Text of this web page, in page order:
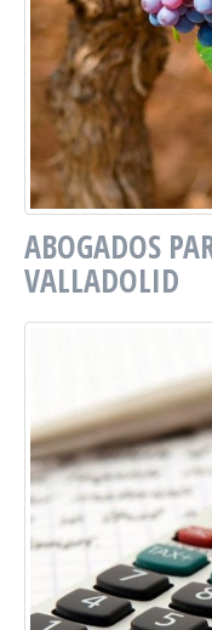
ABOGADOS
VALLADOLID